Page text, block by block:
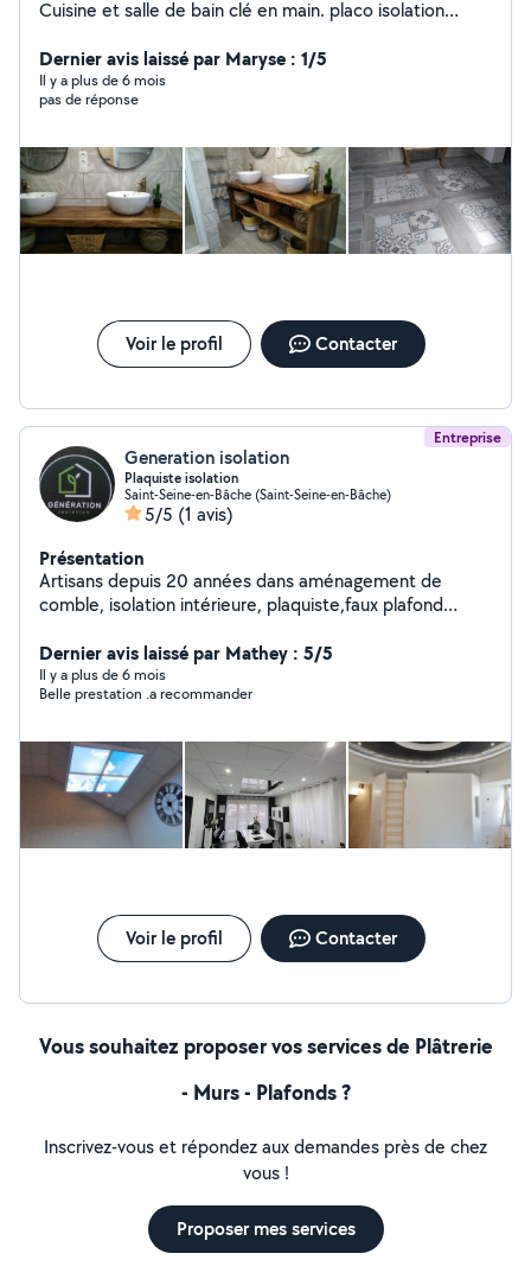
Cuisine et salle de bain clé en main. placo isolation
cuisine et menuiserie ferronnerie arc et mig maçonnerie
plomberie électricité entretien espaces
verts...dépannage en tous genres..à faible coût..
désactivé et décoratif suivant volume. élagage taille
d'arbres. abattage....curage et débouchage
canalisations.... me contacter si un doute ou un conseil.
possibilté de location de quelques matériels.
Dernier avis laissé par Maryse : 1/5
Il y a plus de 6 mois
pas de réponse
Voir le profil Contacter
Entreprise
Generation isolation
Plaquiste isolation
Saint-Seine-en-Bâche (Saint-Seine-en-Bâche)
5/5 (1 avis)
Présentation
Artisans depuis 20 années dans aménagement de
comble, isolation intérieure, plaquiste,faux plafond
depuis 10 ans je monte les dossier gratuitement pour
les primes CEE et primes renov Qualibat 2024
Dernier avis laissé par Mathey : 5/5
Il y a plus de 6 mois
Belle prestation .a recommander
Voir le profil Contacter
Vous souhaitez proposer vos services de Plâtrerie
- Murs - Plafonds ?
Inscrivez-vous et répondez aux demandes près de chez
vous !
Proposer mes services